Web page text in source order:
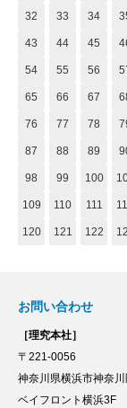
32 33 34
43 44 45
54 55 56
65 66 67
76 77 78
87 88 89
98 99 100
109 110 111
120 121 122
お問い合わせ
［理究本社］
〒221-0056
神奈川県横浜市神奈
ベイフロント横浜3F